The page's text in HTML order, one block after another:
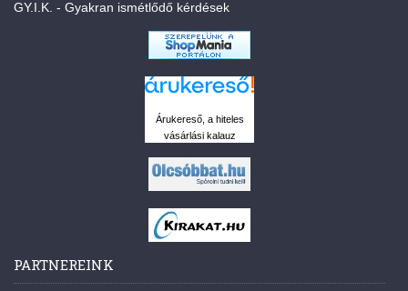
GY.I.K. - Gyakran ismétlődő kérdések
Árukereső, a hiteles
vásárlási kalauz
PARTNEREINK